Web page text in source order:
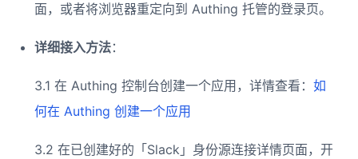
面，或者将浏览器重定向到 Authing 托管的登录页。
详细接入方法：
3.1 在 Authing 控制台创建一个应用，详情查看：如
何在 Authing 创建一个应用
3.2 在已创建好的「Slack」身份源连接详情页面，开